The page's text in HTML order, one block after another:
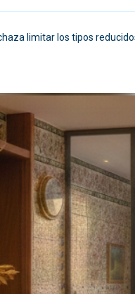
limitar los tipos